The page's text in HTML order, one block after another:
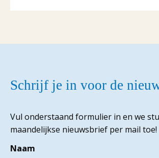
Schrijf je in voor de
Vul onderstaand formulier in en we
maandelijkse nieuwsbrief per mail toe!
Naam